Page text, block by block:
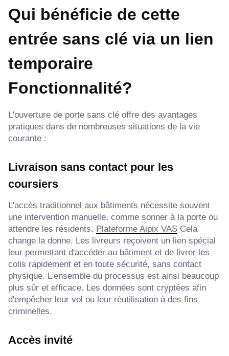
Qui bénéficie de cette
entrée sans clé via un lien
temporaire
Fonctionnalité?
L'ouverture de porte sans clé offre des avantages
pratiques dans de nombreuses situations de la vie
courante :
Livraison sans contact pour les
coursiers
L'accès traditionnel aux bâtiments nécessite souvent
une intervention manuelle, comme sonner à la porte ou
attendre les résidents. Plateforme Aipix VAS Cela
change la donne. Les livreurs reçoivent un lien spécial
leur permettant d'accéder au bâtiment et de livrer les
colis rapidement et en toute sécurité, sans contact
physique. L'ensemble du processus est ainsi beaucoup
plus sûr et efficace. Les données sont cryptées afin
d'empêcher leur vol ou leur réutilisation à des fins
criminelles.
Accès invité